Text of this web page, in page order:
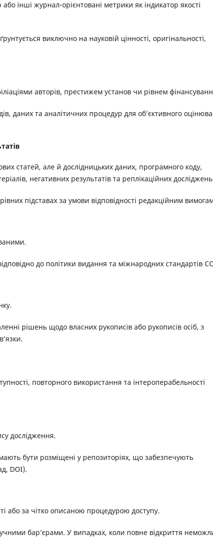
інші журнал-орієнтовані метрики як індикатор якості
виключно на науковій цінності, оригінальності,
авторів, престижем установ чи рівнем
даних та аналітичних процедур для об’єктивного
статей, але й дослідницьких даних, програмного коду,
негативних результатів та реплікаційних
підставах за умови відповідності редакційним
до політики видання та міжнародних стандартів
рішень щодо власних рукописів або рукописів осіб, з
повторного використання та інтероперабельності
дослідження.
бути розміщені у репозиторіях, що забезпечують
DOI).
або за чітко описаною процедурою доступу.
бар’єрами. У випадках, коли повне відкриття